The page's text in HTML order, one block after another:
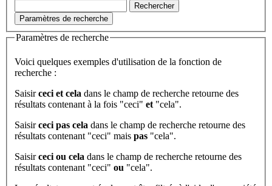
Rechercher
Paramètres de recherche
Paramètres de recherche
Voici quelques exemples d'utilisation de la fonction de
recherche :
Saisirceci et cela dans le champ de recherche retourne des
résultats contenant à la fois "ceci" et "cela".
Saisirceci pas cela dans le champ de recherche retourne des
résultats contenant "ceci" mais pas "cela".
Saisirceci ou cela dans le champ de recherche retourne des
résultats contenant "ceci" ou "cela".